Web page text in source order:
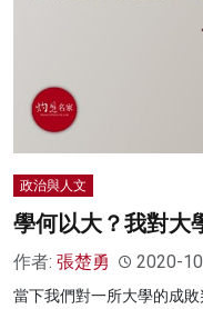
政治與人文
學何以大？我對大
作者: 張楚勇 2020-
當下我們對一所大學的成